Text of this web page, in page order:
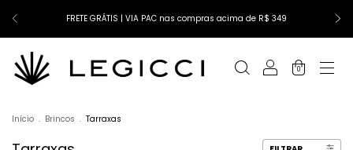
FRETE GRÁTIS | VIA PAC nas compras acima de R$ 349
0
Início . Brincos . Tarraxas